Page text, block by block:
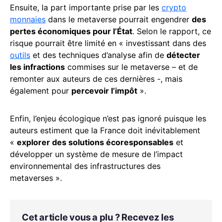
Ensuite, la part importante prise par les crypto
monnaies dans le metaverse pourrait engendrer des
pertes économiques pour l’État. Selon le rapport, ce
risque pourrait être limité en « investissant dans des
outils et des techniques d’analyse afin de détecter
les infractions commises sur le metaverse – et de
remonter aux auteurs de ces dernières -, mais
également pour percevoir l’impôt ».
Enfin, l’enjeu écologique n’est pas ignoré puisque les
auteurs estiment que la France doit inévitablement
« explorer des solutions écoresponsables et
développer un système de mesure de l’impact
environnemental des infrastructures des
metaverses ».
Cet article vous a plu ? Recevez les